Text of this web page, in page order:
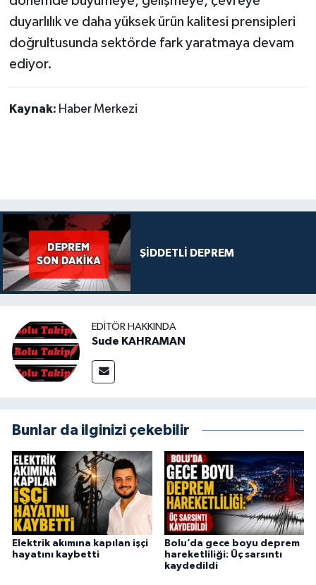
duyarlılık ve daha yüksek ürün kalitesi prensipleri
doğrultusunda sektörde fark yaratmaya devam
ediyor.
Kaynak: Haber Merkezi
ŞİDDETLİ DEPREM
EDITÖR HAKKINDA
Sude KAHRAMAN
Bunlar da ilginizi çekebilir
Elektrik akımına kapılan işçi
hayatını kaybetti
Bolu’da gece boyu deprem
hareketliliği: Üç sarsıntı
kaydedildi